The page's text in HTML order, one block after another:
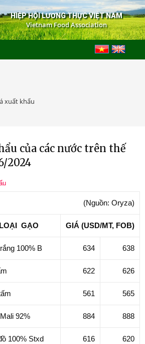
HIỆP HỘI LƯƠNG THỰC VIỆT NAM
Vietnam Food Association
xuất khẩu
của các nước trên thế
2024
(Nguồn: Oryza)
LOẠI GẠO GIÁ (USD/MT, FOB)
100% B 634 638
622 626
561 565
92% 884 888
100% Stxd 616 620